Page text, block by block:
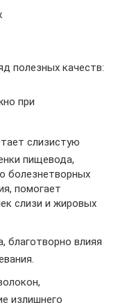
полезных качеств:
при
слизистую
пищевода,
болезнетворных
помогает
слизи и жировых
благотворно влияя
излишнего